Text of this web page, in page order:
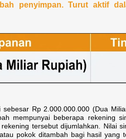
penyimpan. Turut aktif
Rp 2.000.000.000 (Dua
mempunyai beberapa rekening
tersebut dijumlahkan. Nilai
pokok ditambah bagi hasil yang